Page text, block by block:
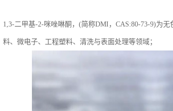
1,3-二甲基-2-咪唑啉酮，(简称DMI，CAS:80-73-9)为
料、微电子、工程塑料、清洗与表面处理等领域；